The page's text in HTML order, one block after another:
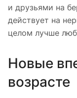
и друзьями на
действует на
целом лучше
Новые
возрасте